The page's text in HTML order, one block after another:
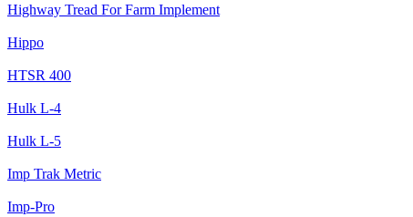
Highway Tread For Farm Implement
Hippo
HTSR 400
Hulk L-4
Hulk L-5
Imp Trak Metric
Imp-Pro